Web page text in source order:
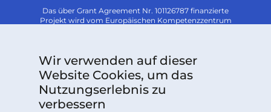
Das über Grant Agreement Nr. 101126787 finanzierte
Projekt wird vom Europäischen Kompetenzzentrum
Sie haben Fragen oder benötigen weitere
Wir verwenden auf dieser
Website Cookies, um das
Nutzungserlebnis zu
verbessern